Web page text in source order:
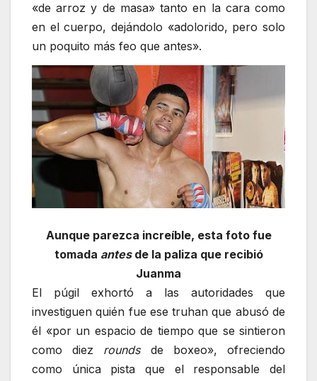
«de arroz y de masa» tanto en la cara como
en el cuerpo, dejándolo «adolorido, pero solo
un poquito más feo que antes».
Aunque parezca increíble, esta foto fue
tomada antesde la paliza que recibió
Juanma
El púgil exhortó a las autoridades que
investiguen quién fue ese truhan que abusó de
él «por un espacio de tiempo que se sintieron
como diez roundsde boxeo», ofreciendo
como única pista que el responsable del